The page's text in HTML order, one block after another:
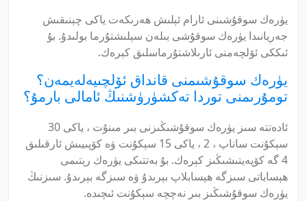
يۈرەك سوقۇشىنى ئارام ئېلىش ھەرىكەت ياكى چېنىقىش
جەريانىدا يۈرەك سوقۇشى بىلەن سېلىشتۇرما بولىدۇ. بۇ
ئىككى ئۆلچەمنى ئارىلاشتۇرماسلىق كېرەك.
يۈرەك سوقۇشىمنى قانداق ئۆلچىيەلەيمەن؟
تومۇرىمنى توردا تەكشۈرۈشنىڭ ئامالى بارمۇ؟
ئادەتتە سىز يۈرەك سوقۇشىڭىزنى بىر مىنۇت ، ياكى 30
سېكۇنت ساناپ ، 2 ، ياكى 15 سېكۇنت ۋە كۆپىيىش ئارقىلىق
4 گە كۆپەيتىشىڭىز كېرەك. بۇ بەتتىكى يۈرەك رېتىمى
ھېساباتى سىزگە ھېسابلاپ بېرىدۇ ۋە سىزگە بېرىدۇ. سىزنىڭ
يۈرەك سوقۇشىڭىز بىر نەچچە سېكۇنت ئىچىدە.